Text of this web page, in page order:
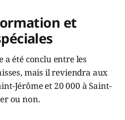
et
a été conclu entre les
mais il reviendra aux
Jérôme et 20 000 à Saint-
ou non.